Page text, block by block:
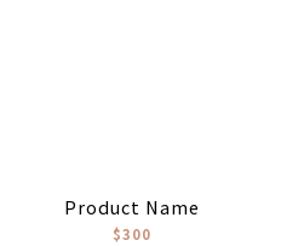
Product Name
$300